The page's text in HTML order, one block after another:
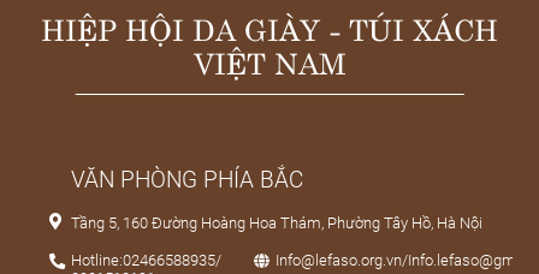
HIỆP HỘI DA GIÀY - TÚI XÁCH
VIỆT NAM
VĂN PHÒNG PHÍA BẮC
Tầng 5, 160 Đường Hoàng Hoa Thám, Phường Tây Hồ, Hà Nội
Hotline:02466588935/
Info@lefaso.org.vn/